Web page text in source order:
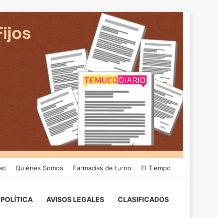
Quiénes Somos Farmacias de turno El Tiempo
POLÍTICA AVISOS LEGALES CLASIFICADOS